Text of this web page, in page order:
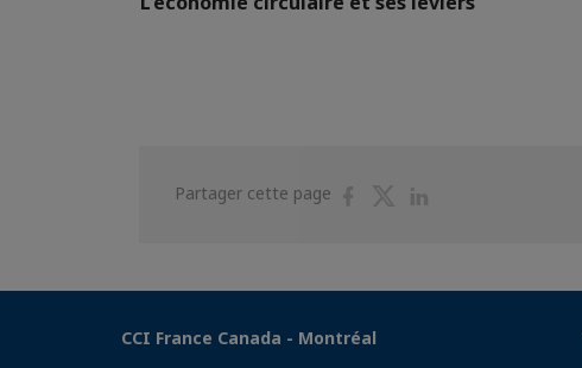
Partager cette page
PartagerPartager
CCI France Canada - Montréal